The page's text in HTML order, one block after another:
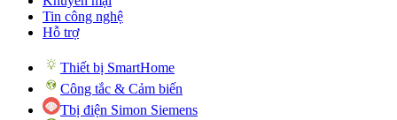
Tin công nghệ
Hỗ trợ
Thiết bị SmartHome
Công tắc & Cảm biến
Tbị điện Simon Siemens